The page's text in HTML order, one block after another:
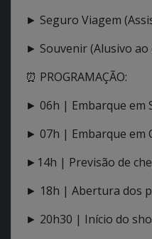
► Seguro Viagem
► Souvenir (Alusivo ao
⏰ PROGRAMAÇÃO:
► 06h | Embarque em
► 07h | Embarque em
►14h | Previsão de
► 18h | Abertura dos
► 20h30 | Início do